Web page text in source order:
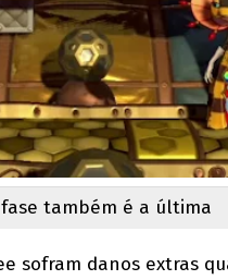
também é a última
sofram danos extras